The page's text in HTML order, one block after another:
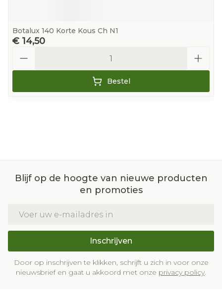
Botalux 140 Korte Kous Ch N1
€ 14,50
Bestel
Blijf op de hoogte van nieuwe producten
en promoties
Inschrijven
Door op inschrijven te klikken, schrijft u zich in voor onze
nieuwsbrief en gaat u akkoord met onze privacy policy.